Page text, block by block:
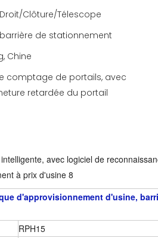
Droit/Clôture/Télescope
de stationnement
Chine
comptage de portails, avec
retardée du portail
d'approvisionnement d'usine,
RPH15